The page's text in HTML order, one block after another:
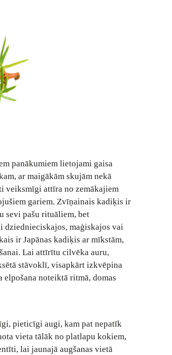
panākumiem lietojami gaisa
ar maigākām skujām nekā
veiksmīgi attīra no zemākajiem
gariem. Zvīņainais kadiķis ir
sevi pašu rituāliem, bet
dziednieciskajos, maģiskajos vai
ir Japānas kadiķis ar mīkstām,
Lai attīrītu cilvēka auru,
stāvoklī, visapkārt izkvēpina
noteiktā ritmā, domas
pieticīgi augi, kam pat nepatīk
vieta tālāk no platlapu kokiem,
lai jaunajā augšanas vietā